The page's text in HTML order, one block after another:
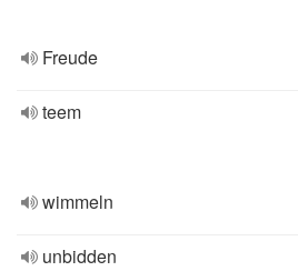
Freude
teem
wimmeln
unbidden